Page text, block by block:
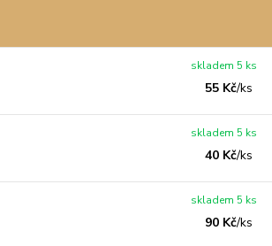
55 Kč/ks
skladem 5 ks
40 Kč/ks
skladem 5 ks
90 Kč/ks
skladem 5 ks